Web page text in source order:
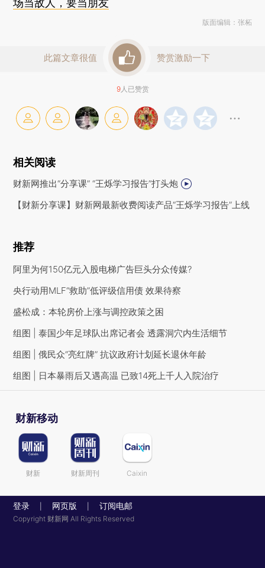
场当敌人，要当朋友
版面编辑：张柘
此篇文章很值 赞赏激励一下
9人已赞赏
相关阅读
财新网推出“分享课” “王烁学习报告”打头炮
【财新分享课】财新网最新收费阅读产品“王烁学习报告”上线
推荐
阿里为何150亿元入股电梯广告巨头分众传媒?
央行动用MLF“救助”低评级信用债 效果待察
盛松成：本轮房价上涨与调控政策之困
组图 | 泰国少年足球队出席记者会 透露洞穴内生活细节
组图 | 俄民众“亮红牌” 抗议政府计划延长退休年龄
组图 | 日本暴雨后又遇高温 已致14死上千人入院治疗
财新移动
财新 财新周刊 Caixin
登录 网页版 订阅电邮
Copyright 财新网 All Rights Reserved